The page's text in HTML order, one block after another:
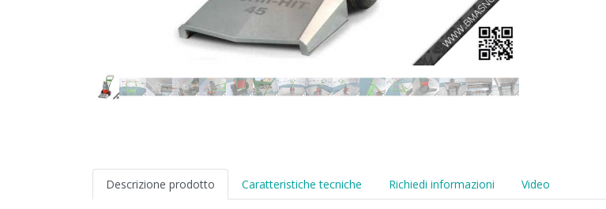
Descrizione prodotto Caratteristiche tecniche Richiedi informazioni Video